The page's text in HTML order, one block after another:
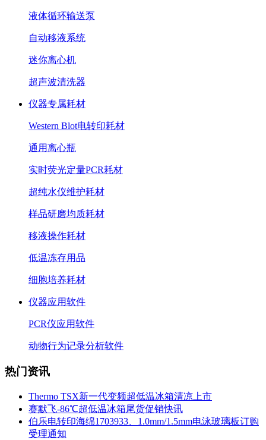
液体循环输送泵
自动移液系统
迷你离心机
超声波清洗器
仪器专属耗材
Western Blot电转印耗材
通用离心瓶
实时荧光定量PCR耗材
超纯水仪维护耗材
样品研磨均质耗材
移液操作耗材
低温冻存用品
细胞培养耗材
仪器应用软件
PCR仪应用软件
动物行为记录分析软件
热门资讯
Thermo TSX新一代变频超低温冰箱清凉上市
赛默飞-86℃超低温冰箱尾货促销快讯
伯乐电转印海绵1703933、1.0mm/1.5mm电泳玻璃板订购
受理通知